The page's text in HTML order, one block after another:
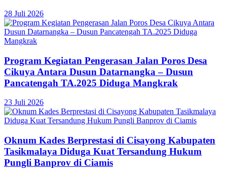
28 Juli 2026
Program Kegiatan Pengerasan Jalan Poros Desa
Cikuya Antara Dusun Datarnangka – Dusun
Pancatengah TA.2025 Diduga Mangkrak
23 Juli 2026
Oknum Kades Berprestasi di Cisayong Kabupaten
Tasikmalaya Diduga Kuat Tersandung Hukum
Pungli Banprov di Ciamis